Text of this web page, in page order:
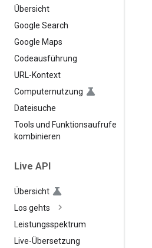
Übersicht
Google Search
Google Maps
Codeausführung
URL-Kontext
Computernutzung
Dateisuche
Tools und Funktionsaufrufe
kombinieren
Live API
Übersicht
Los gehts
Leistungsspektrum
Live-Übersetzung